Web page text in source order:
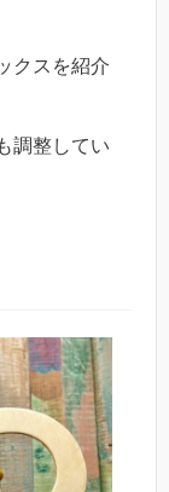
クスを紹介
調整してい